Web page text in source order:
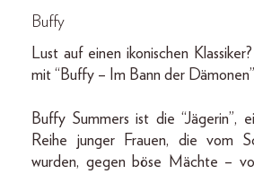
Buffy
Lust auf einen ikonischen
mit “Buffy – Im Bann der
Buffy Summers ist die “Jägerin”,
Reihe junger Frauen, die vom
wurden, gegen böse Mächte –